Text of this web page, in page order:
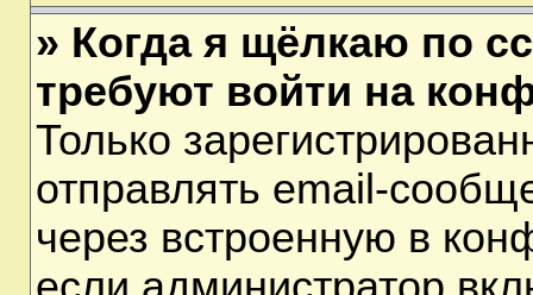
» Когда я щёлкаю по
требуют войти на
Только
отправлять email-
через встроенную в